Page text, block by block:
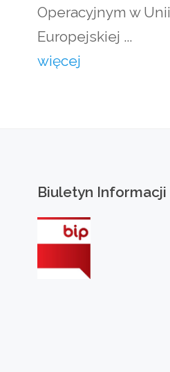
Operacyjnym w Unii
Europejskiej ...
więcej
Biuletyn Informacji